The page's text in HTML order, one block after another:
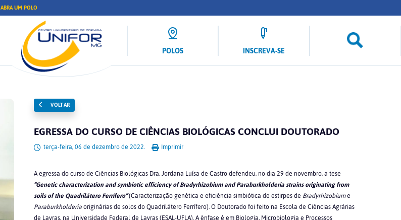
ABRA UM POLO
POLOS INSCREVA-SE
VOLTAR
EGRESSA DO CURSO DE CIÊNCIAS BIOLÓGICAS CONCLUI DOUTORADO
terça-feira, 06 de dezembro de 2022. Imprimir
A egressa do curso de Ciências Biológicas Dra. Jordana Luísa de Castro defendeu, no dia 29 de novembro, a tese
“Genetic characterization and symbiotic efficiency of Bradyrhizobium and Paraburkholderia strains originating from
soils of the Quadrilátero Ferrífero”(Caracterização genética e eficiência simbiótica de estirpes de Bradyrhizobiume
Paraburkholderiaoriginárias de solos do Quadrilátero Ferrífero). O Doutorado foi feito na Escola de Ciências Agrárias